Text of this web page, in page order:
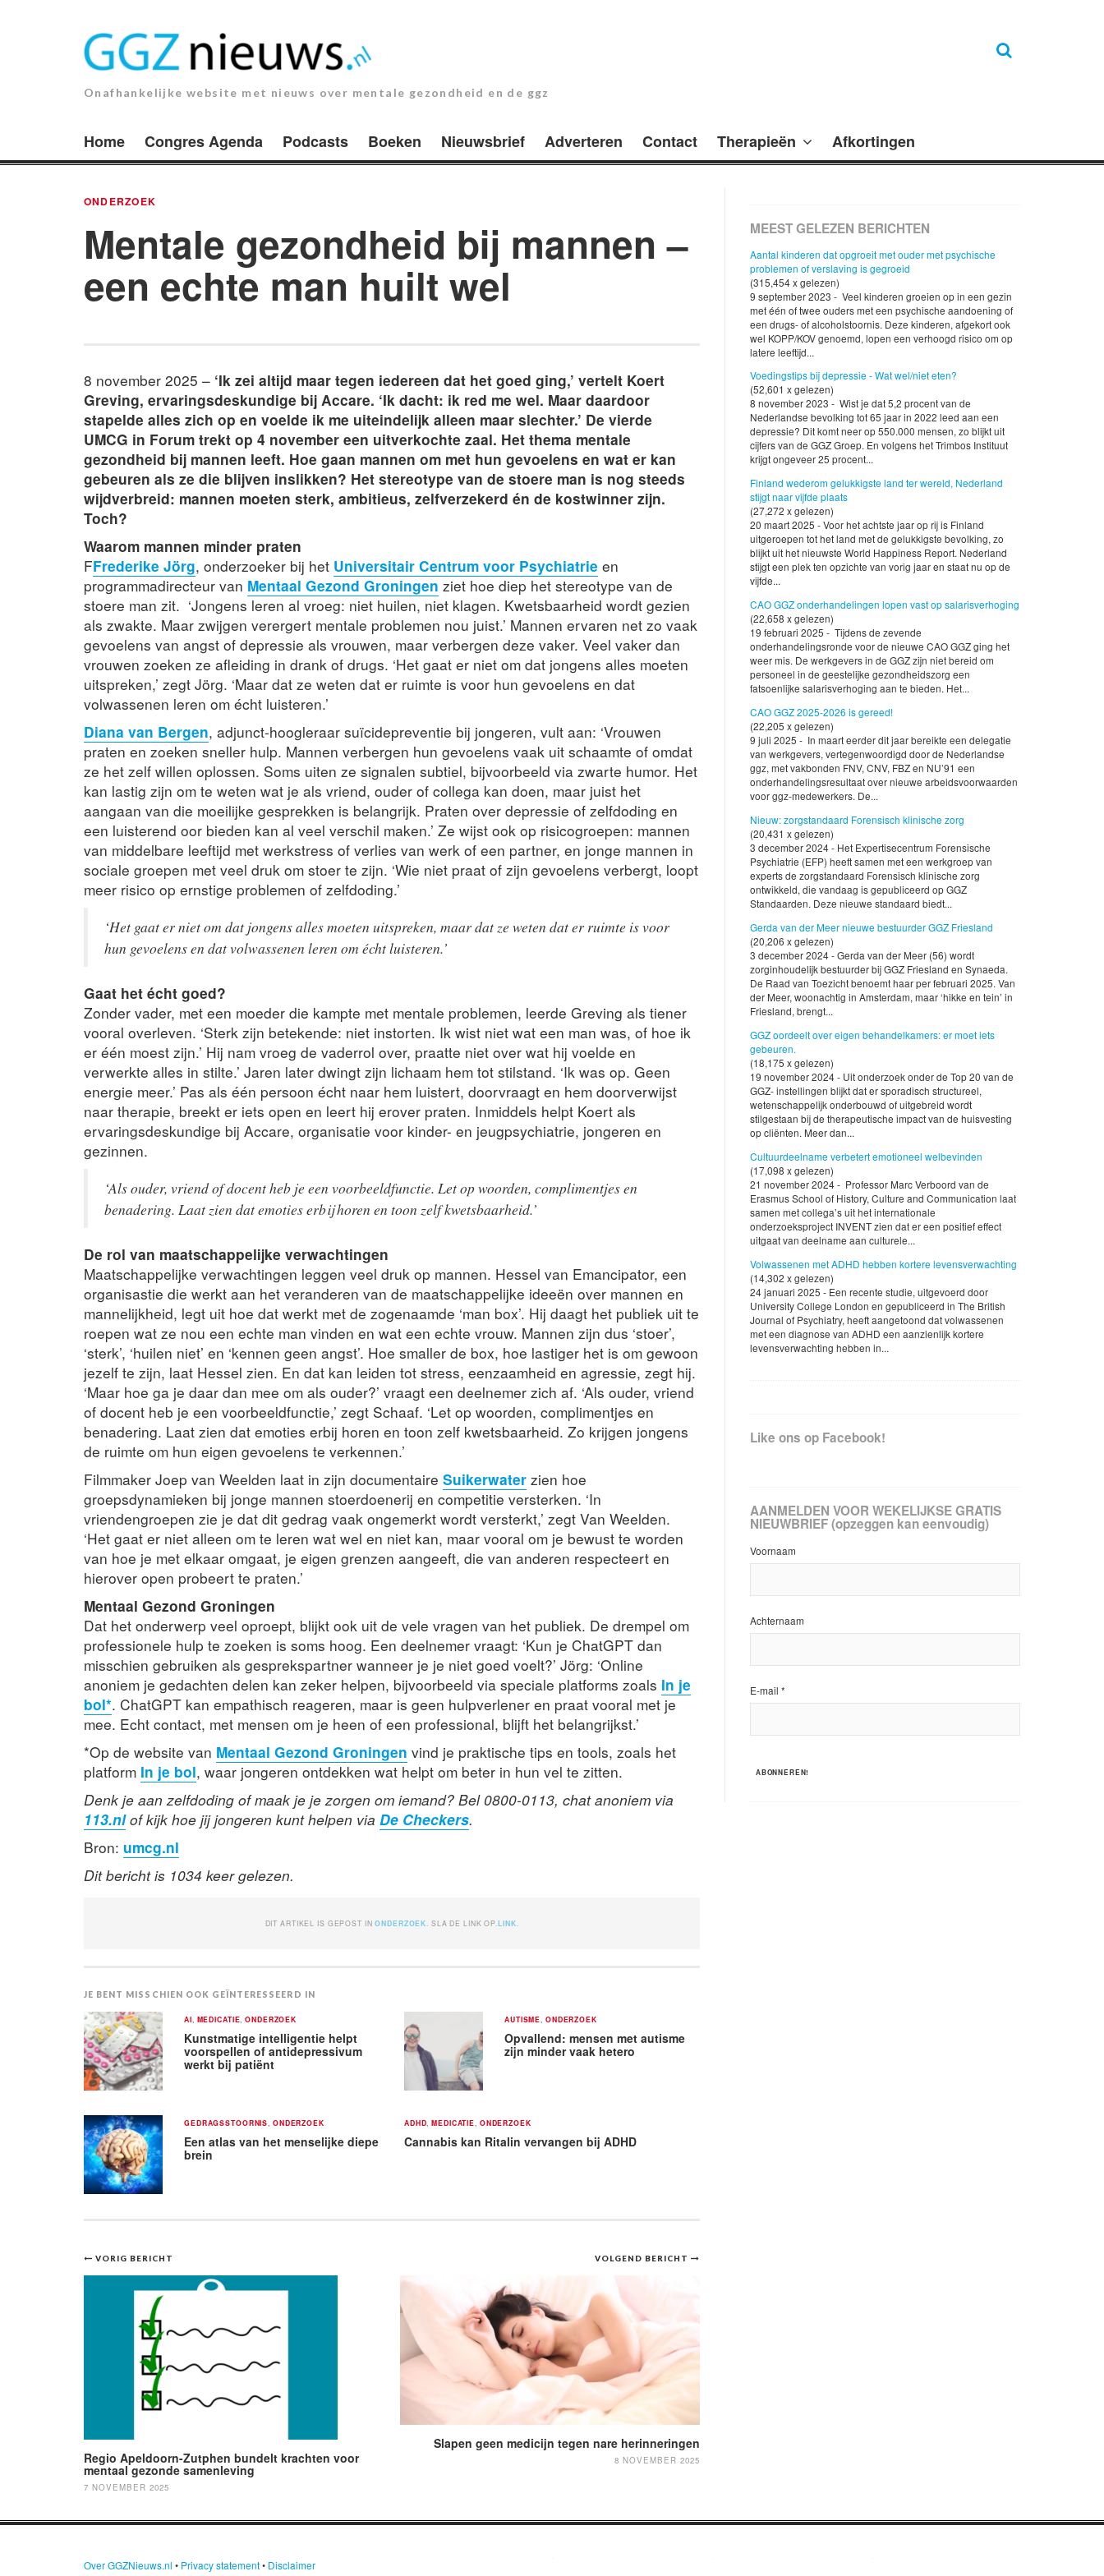
Onafhankelijke website met nieuws over mentale gezondheid en de ggz
Home Congres Agenda Podcasts Boeken Nieuwsbrief Adverteren Contact Therapieën Afkortingen
ONDERZOEK
Mentale gezondheid bij mannen –
een echte man huilt wel
8 november 2025 – ‘Ik zei altijd maar tegen iedereen dat het goed ging,’ vertelt Koert
Greving, ervaringsdeskundige bij Accare. ‘Ik dacht: ik red me wel. Maar daardoor
stapelde alles zich op en voelde ik me uiteindelijk alleen maar slechter.’ De vierde
UMCG in Forum trekt op 4 november een uitverkochte zaal. Het thema mentale
gezondheid bij mannen leeft. Hoe gaan mannen om met hun gevoelens en wat er kan
gebeuren als ze die blijven inslikken? Het stereotype van de stoere man is nog steeds
wijdverbreid: mannen moeten sterk, ambitieus, zelfverzekerd én de kostwinner zijn.
Toch?
Waarom mannen minder praten
FFrederike Jörg, onderzoeker bij het Universitair Centrum voor Psychiatrie en
programmadirecteur van Mentaal Gezond Groningen ziet hoe diep het stereotype van de
stoere man zit. ‘Jongens leren al vroeg: niet huilen, niet klagen. Kwetsbaarheid wordt gezien
als zwakte. Maar zwijgen verergert mentale problemen nou juist.’ Mannen ervaren net zo vaak
gevoelens van angst of depressie als vrouwen, maar verbergen deze vaker. Veel vaker dan
vrouwen zoeken ze afleiding in drank of drugs. ‘Het gaat er niet om dat jongens alles moeten
uitspreken,’ zegt Jörg. ‘Maar dat ze weten dat er ruimte is voor hun gevoelens en dat
volwassenen leren om écht luisteren.’
Diana van Bergen, adjunct-hoogleraar suïcidepreventie bij jongeren, vult aan: ‘Vrouwen
praten en zoeken sneller hulp. Mannen verbergen hun gevoelens vaak uit schaamte of omdat
ze het zelf willen oplossen. Soms uiten ze signalen subtiel, bijvoorbeeld via zwarte humor. Het
kan lastig zijn om te weten wat je als vriend, ouder of collega kan doen, maar juist het
aangaan van die moeilijke gesprekken is belangrijk. Praten over depressie of zelfdoding en
een luisterend oor bieden kan al veel verschil maken.’ Ze wijst ook op risicogroepen: mannen
van middelbare leeftijd met werkstress of verlies van werk of een partner, en jonge mannen in
sociale groepen met veel druk om stoer te zijn. ‘Wie niet praat of zijn gevoelens verbergt, loopt
meer risico op ernstige problemen of zelfdoding.’
‘Het gaat er niet om dat jongens alles moeten uitspreken, maar dat ze weten dat er ruimte is voor
hun gevoelens en dat volwassenen leren om écht luisteren.’
Gaat het écht goed?
Zonder vader, met een moeder die kampte met mentale problemen, leerde Greving als tiener
vooral overleven. ‘Sterk zijn betekende: niet instorten. Ik wist niet wat een man was, of hoe ik
er één moest zijn.’ Hij nam vroeg de vaderrol over, praatte niet over wat hij voelde en
verwerkte alles in stilte.’ Jaren later dwingt zijn lichaam hem tot stilstand. ‘Ik was op. Geen
energie meer.’ Pas als één persoon écht naar hem luistert, doorvraagt en hem doorverwijst
naar therapie, breekt er iets open en leert hij erover praten. Inmiddels helpt Koert als
ervaringsdeskundige bij Accare, organisatie voor kinder- en jeugpsychiatrie, jongeren en
gezinnen.
‘Als ouder, vriend of docent heb je een voorbeeldfunctie. Let op woorden, complimentjes en
benadering. Laat zien dat emoties erbij horen en toon zelf kwetsbaarheid.’
De rol van maatschappelijke verwachtingen
Maatschappelijke verwachtingen leggen veel druk op mannen. Hessel van Emancipator, een
organisastie die werkt aan het veranderen van de maatschappelijke ideeën over mannen en
mannelijkheid, legt uit hoe dat werkt met de zogenaamde ‘man box’. Hij daagt het publiek uit te
roepen wat ze nou een echte man vinden en wat een echte vrouw. Mannen zijn dus ‘stoer’,
‘sterk’, ‘huilen niet’ en ‘kennen geen angst’. Hoe smaller de box, hoe lastiger het is om gewoon
jezelf te zijn, laat Hessel zien. En dat kan leiden tot stress, eenzaamheid en agressie, zegt hij.
‘Maar hoe ga je daar dan mee om als ouder?’ vraagt een deelnemer zich af. ‘Als ouder, vriend
of docent heb je een voorbeeldfunctie,’ zegt Schaaf. ‘Let op woorden, complimentjes en
benadering. Laat zien dat emoties erbij horen en toon zelf kwetsbaarheid. Zo krijgen jongens
de ruimte om hun eigen gevoelens te verkennen.’
Filmmaker Joep van Weelden laat in zijn documentaire Suikerwater zien hoe
groepsdynamieken bij jonge mannen stoerdoenerij en competitie versterken. ‘In
vriendengroepen zie je dat dit gedrag vaak ongemerkt wordt versterkt,’ zegt Van Weelden.
‘Het gaat er niet alleen om te leren wat wel en niet kan, maar vooral om je bewust te worden
van hoe je met elkaar omgaat, je eigen grenzen aangeeft, die van anderen respecteert en
hierover open probeert te praten.’
Mentaal Gezond Groningen
Dat het onderwerp veel oproept, blijkt ook uit de vele vragen van het publiek. De drempel om
professionele hulp te zoeken is soms hoog. Een deelnemer vraagt: ‘Kun je ChatGPT dan
misschien gebruiken als gesprekspartner wanneer je je niet goed voelt?’ Jörg: ‘Online
anoniem je gedachten delen kan zeker helpen, bijvoorbeeld via speciale platforms zoals In je
bol*. ChatGPT kan empathisch reageren, maar is geen hulpverlener en praat vooral met je
mee. Echt contact, met mensen om je heen of een professional, blijft het belangrijkst.’
*Op de website van Mentaal Gezond Groningen vind je praktische tips en tools, zoals het
platform In je bol, waar jongeren ontdekken wat helpt om beter in hun vel te zitten.
Denk je aan zelfdoding of maak je je zorgen om iemand? Bel 0800-0113, chat anoniem via
113.nlof kijk hoe jij jongeren kunt helpen via De Checkers.
Bron: umcg.nl
Dit bericht is 1034 keer gelezen.
DIT ARTIKEL IS GEPOST INONDERZOEK . SLA DE LINK OP.LINK
JE BENT MISSCHIEN OOK GEÏNTERESSEERD IN
AI MEDICATIE ,ONDERZOEK
Kunstmatige intelligentie helpt
voorspellen of antidepressivum
werkt bij patiënt
AUTISME ONDERZOEK
Opvallend: mensen met autisme
zijn minder vaak hetero
GEDRAGSSTOORNIS ONDERZOEK
Een atlas van het menselijke diepe
brein
ADHD ,MEDICATIE ONDERZOEK
Cannabis kan Ritalin vervangen bij ADHD
Bericht
navigatie
VOLGEND BERICHT
Slapen geen medicijn tegen nare herinneringen
8 NOVEMBER 2025
VORIG BERICHT
Regio Apeldoorn-Zutphen bundelt krachten voor
mentaal gezonde samenleving
7 NOVEMBER 2025
MEEST GELEZEN BERICHTEN
Aantal kinderen dat opgroeit met ouder met psychische
problemen of verslaving is gegroeid
(315,454 x gelezen)
9 september 2023 - Veel kinderen groeien op in een gezin
met één of twee ouders met een psychische aandoening of
een drugs- of alcoholstoornis. Deze kinderen, afgekort ook
wel KOPP/KOV genoemd, lopen een verhoogd risico om op
latere leeftijd...
Voedingstips bij depressie - Wat wel/niet eten?
(52,601 x gelezen)
8 november 2023 - Wist je dat 5,2 procent van de
Nederlandse bevolking tot 65 jaar in 2022 leed aan een
depressie? Dit komt neer op 550.000 mensen, zo blijkt uit
cijfers van de GGZ Groep. En volgens het Trimbos Instituut
krijgt ongeveer 25 procent...
Finland wederom gelukkigste land ter wereld, Nederland
stijgt naar vijfde plaats
(27,272 x gelezen)
20 maart 2025 - Voor het achtste jaar op rij is Finland
uitgeroepen tot het land met de gelukkigste bevolking, zo
blijkt uit het nieuwste World Happiness Report. Nederland
stijgt een plek ten opzichte van vorig jaar en staat nu op de
vijfde...
CAO GGZ onderhandelingen lopen vast op salarisverhoging
(22,658 x gelezen)
19 februari 2025 - Tijdens de zevende
onderhandelingsronde voor de nieuwe CAO GGZ ging het
weer mis. De werkgevers in de GGZ zijn niet bereid om
personeel in de geestelijke gezondheidszorg een
fatsoenlijke salarisverhoging aan te bieden. Het...
CAO GGZ 2025-2026 is gereed!
(22,205 x gelezen)
9 juli 2025 - In maart eerder dit jaar bereikte een delegatie
van werkgevers, vertegenwoordigd door de Nederlandse
ggz, met vakbonden FNV, CNV, FBZ en NU’91 een
onderhandelingsresultaat over nieuwe arbeidsvoorwaarden
voor ggz-medewerkers. De...
Nieuw: zorgstandaard Forensisch klinische zorg
(20,431 x gelezen)
3 december 2024 - Het Expertisecentrum Forensische
Psychiatrie (EFP) heeft samen met een werkgroep van
experts de zorgstandaard Forensisch klinische zorg
ontwikkeld, die vandaag is gepubliceerd op GGZ
Standaarden. Deze nieuwe standaard biedt...
Gerda van der Meer nieuwe bestuurder GGZ Friesland
(20,206 x gelezen)
3 december 2024 - Gerda van der Meer (56) wordt
zorginhoudelijk bestuurder bij GGZ Friesland en Synaeda.
De Raad van Toezicht benoemt haar per februari 2025. Van
der Meer, woonachtig in Amsterdam, maar ‘hikke en tein’ in
Friesland, brengt...
GGZ oordeelt over eigen behandelkamers: er moet iets
gebeuren.
(18,175 x gelezen)
19 november 2024 - Uit onderzoek onder de Top 20 van de
GGZ- instellingen blijkt dat er sporadisch structureel,
wetenschappelijk onderbouwd of uitgebreid wordt
stilgestaan bij de therapeutische impact van de huisvesting
op cliënten. Meer dan...
Cultuurdeelname verbetert emotioneel welbevinden
(17,098 x gelezen)
21 november 2024 - Professor Marc Verboord van de
Erasmus School of History, Culture and Communication laat
samen met collega’s uit het internationale
onderzoeksproject INVENT zien dat er een positief effect
uitgaat van deelname aan culturele...
Volwassenen met ADHD hebben kortere levensverwachting
(14,302 x gelezen)
24 januari 2025 - Een recente studie, uitgevoerd door
University College London en gepubliceerd in The British
Journal of Psychiatry, heeft aangetoond dat volwassenen
met een diagnose van ADHD een aanzienlijk kortere
levensverwachting hebben in...
Like ons op Facebook!
AANMELDEN VOOR WEKELIJKSE GRATIS
NIEUWBRIEF (opzeggen kan eenvoudig)
Voornaam
Achternaam
E-mail *
Over GGZNieuws.nl • Privacy statement• Disclaimer